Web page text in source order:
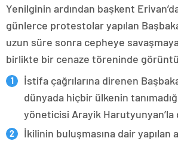
Yenilginin ardından başkent
günlerce protestolar yapılan
uzun süre sonra cepheye
birlikte bir cenaze töreninde
İstifa çağrılarına direnen
dünyada hiçbir ülkenin
yöneticisi Arayik
İkilinin buluşmasına dair yapılan